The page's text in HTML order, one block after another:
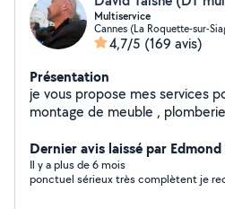
Multiservice
Cannes (La Roquette-sur-
4,7/5 (169 avis)
Présentation
je vous propose mes services
montage de meuble ,
cuisine, store et volet roulant
d'autres interventions. Ayant
palace pendant plusieurs
Dernier avis laissé par
Il y a plus de 6 mois
ponctuel sérieux très complètent je